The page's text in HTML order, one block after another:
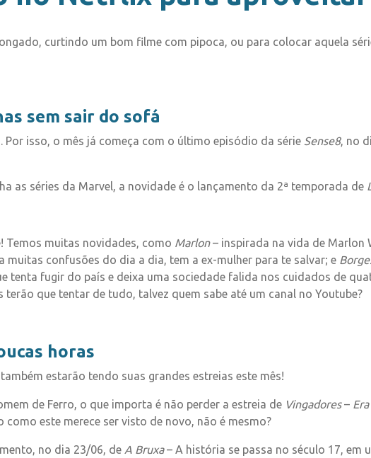
curtindo um bom filme com pipoca, ou para colocar aquela
sem sair do sofá
isso, o mês já começa com o último episódio da série Sense8, no
as séries da Marvel, a novidade é o lançamento da 2ª temporada de
Temos muitas novidades, como Marlon– inspirada na vida de Marlon
muitas confusões do dia a dia, tem a ex-mulher para te salvar; e
tenta fugir do país e deixa uma sociedade falida nos cuidados de
que tentar de tudo, talvez quem sabe até um canal no Youtube?
horas
estarão tendo suas grandes estreias este mês!
de Ferro, o que importa é não perder a estreia de Vingadores–
este merece ser visto de novo, não é mesmo?
no dia 23/06, de A Bruxa– A história se passa no século 17, em